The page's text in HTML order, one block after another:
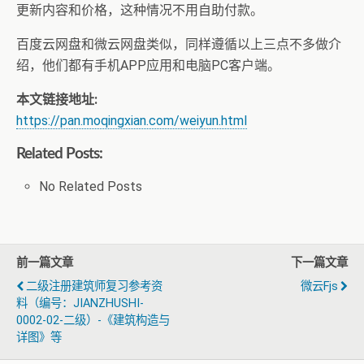
更新内容和价格，这种情况不用自助付款。
百度云网盘和微云网盘类似，同样遵循以上三点不多做介
绍，他们都有手机APP应用和电脑PC客户端。
本文链接地址:
https://pan.moqingxian.com/weiyun.html
Related Posts:
No Related Posts
前一篇文章
二级注册建筑师复习参考资
料（编号：JIANZHUSHI-
0002-02-二级）-《建筑构造与
详图》等
下一篇文章
微云fjs